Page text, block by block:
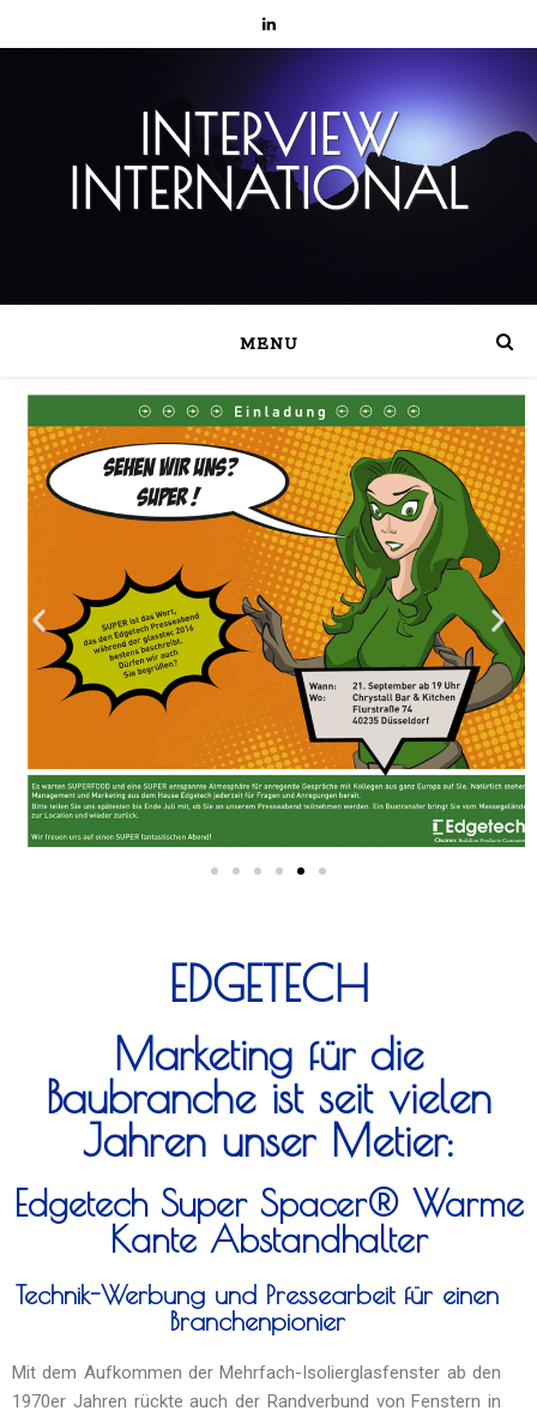
INTERVIEW
INTERNATIONAL
MENU
EDGETECH
Marketing für die
Baubranche ist seit vielen
Jahren unser Metier:
Edgetech Super Spacer® Warme
Kante Abstandhalter
Technik-Werbung und Pressearbeit für einen
Branchenpionier
Mit dem Aufkommen der Mehrfach-Isolierglasfenster ab den
1970er Jahren rückte auch der Randverbund von Fenstern in